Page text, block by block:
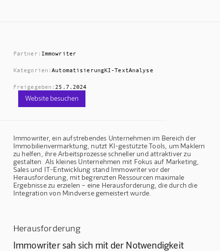
Partner: Immowriter
Kategorien:AutomatisierungKI-TextAnalyse
Freigegeben: 25.7.2024
Website besuchen
Immowriter, ein aufstrebendes Unternehmen im Bereich der
Immobilienvermarktung, nutzt KI-gestützte Tools, um Maklern
zu helfen, ihre Arbeitsprozesse schneller und attraktiver zu
gestalten. Als kleines Unternehmen mit Fokus auf Marketing,
Sales und IT-Entwicklung stand Immowriter vor der
Herausforderung, mit begrenzten Ressourcen maximale
Ergebnisse zu erzielen – eine Herausforderung, die durch die
Integration von Mindverse gemeistert wurde.
Herausforderung
Immowriter sah sich mit der Notwendigkeit